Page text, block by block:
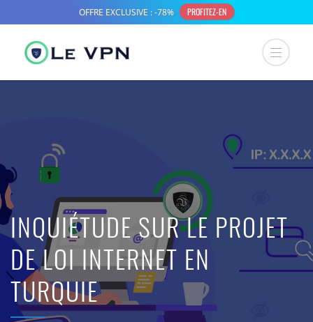
INQUIÉTUDE SUR LE PROJET
DE LOI INTERNET EN
TURQUIE